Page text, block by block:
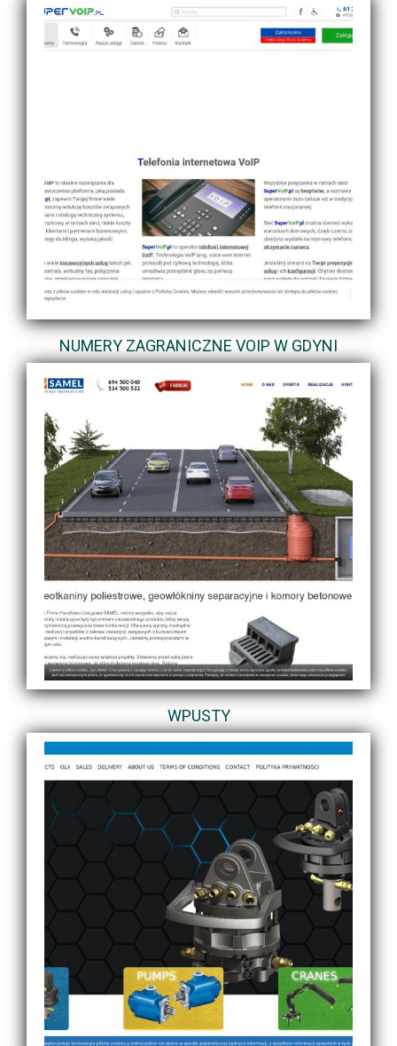
NUMERY ZAGRANICZNE VOIP W GDYNI
WPUSTY